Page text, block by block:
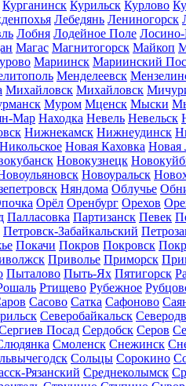
Курганинск Курильск Курлово
Лебедянь Лениногорск
Лобня Лодейное Поле
Магас Магнитогорск Майкоп
Мариинск Мариинский
Менделеевск
Михайловск Михайловск
Муром Мценск Мыски
Мар Находка Невель Невельск
Нижнекамск Нижнеудинск
Никольское Новая Каховка Новая
Новокузнецк
Новоуральск
Няндома Облучье
Орёл Оренбург Орехов
Палласовка Партизанск Певек
Петровск-Забайкальский
Покачи Покров Покровск
Приволье Приморск
Пыталово Пыть-Ях Пятигорск
Ртищево Рубежное
Сасово Сатка Сафоново
Северобайкальск
Посад Сердобск Серов
Смоленск Снежинск
Сольцы Сорокино
Рязанский Среднеколымск